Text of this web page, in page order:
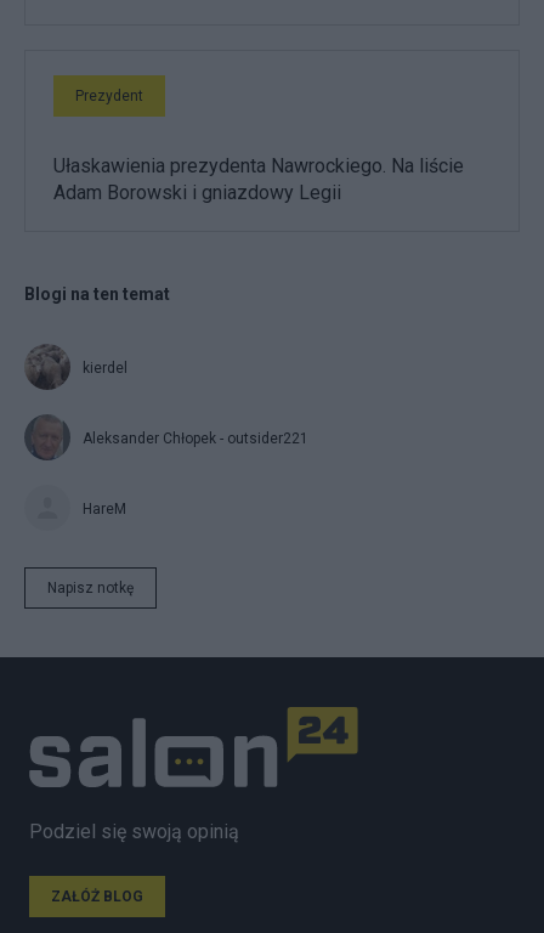
Prezydent
Ułaskawienia prezydenta Nawrockiego. Na liście
Adam Borowski i gniazdowy Legii
Blogi na ten temat
kierdel
Aleksander Chłopek - outsider221
HareM
Napisz notkę
Podziel się swoją opinią
ZAŁÓŻ BLOG